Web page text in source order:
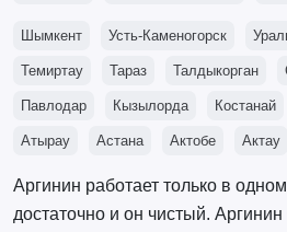
Шымкент Усть-Каменогорск
Темиртау Тараз Талдыкорган
Павлодар Кызылорда Костанай
Атырау Астана Актобе Актау
Аргинин работает только в
достаточно и он чистый.